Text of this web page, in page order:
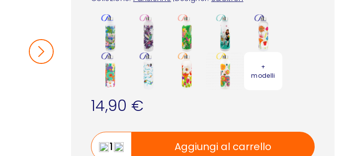
+
modelli
14,90 €
Aggiungi al carrello